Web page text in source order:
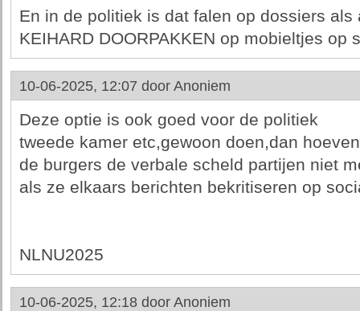
En in de politiek is dat falen op dossiers
KEIHARD DOORPAKKEN op mobieltjes op
10-06-2025, 12:07 door Anoniem
Deze optie is ook goed voor de politiek
tweede kamer etc,gewoon doen,dan hoeven
de burgers de verbale scheld partijen niet
als ze elkaars berichten bekritiseren op
NLNU2025
10-06-2025, 12:18 door Anoniem